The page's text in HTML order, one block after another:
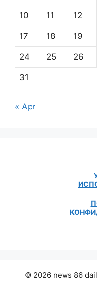
10 11 12
17 18 19
24 25 26
31
« Apr
© 2026 news 86